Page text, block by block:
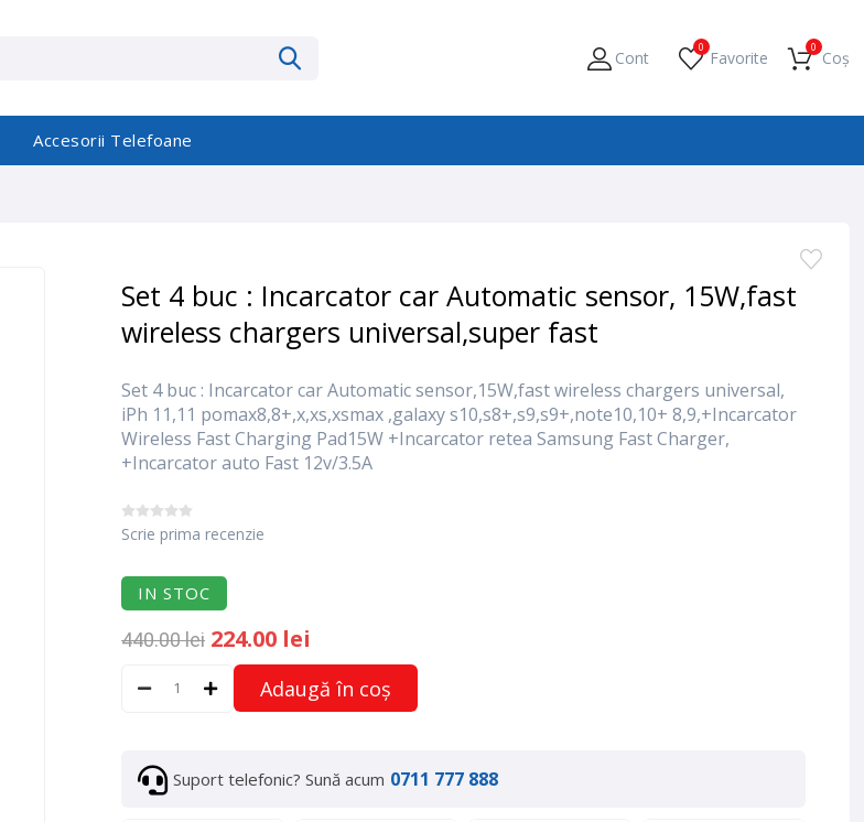
Cont Favorite
0
Coș
0
Accesorii Telefoane
Set 4 buc : Incarcator car Automatic sensor, 15W,fast
wireless chargers universal,super fast
Set 4 buc : Incarcator car Automatic sensor,15W,fast wireless chargers universal,
iPh 11,11 pomax8,8+,x,xs,xsmax ,galaxy s10,s8+,s9,s9+,note10,10+ 8,9,+Incarcator
Wireless Fast Charging Pad15W +Incarcator retea Samsung Fast Charger,
+Incarcator auto Fast 12v/3.5A
Scrie prima recenzie
IN STOC
440.00 lei 224.00 lei
Adaugă în coș
Suport telefonic? Sună acum 0711 777 888